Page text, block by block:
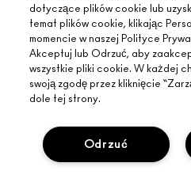
dotyczące plików cookie lub
temat plików cookie, klikając
momencie w naszej Polityce
Akceptuj lub Odrzuć, aby
wszystkie pliki cookie. W każdej
swoją zgodę przez kliknięcie
dole tej strony.
Odrzuć